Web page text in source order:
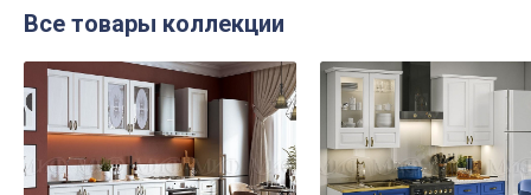
Все товары коллекции